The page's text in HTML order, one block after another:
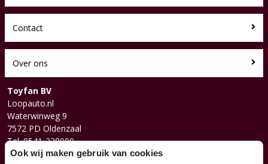
Contact
Over ons
Toyfan BV
Loopauto.nl
Waterwinweg 9
7572 PD Oldenzaal
Tel. 0541-228000
Facebook
Ook wij maken gebruik van cookies